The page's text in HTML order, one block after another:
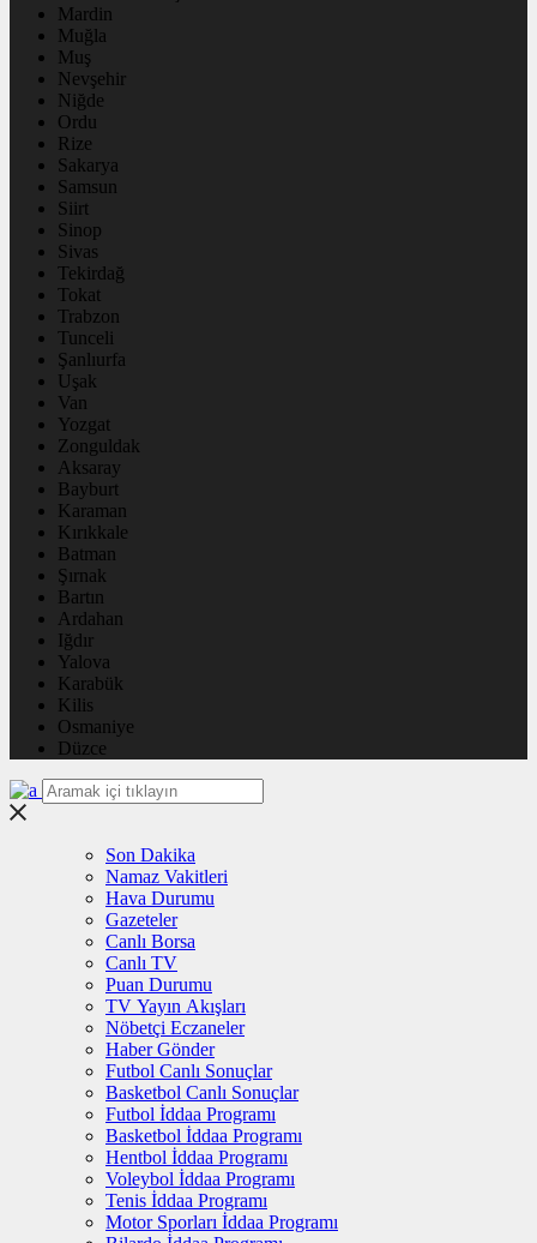
Mardin
Muğla
Muş
Nevşehir
Niğde
Ordu
Rize
Sakarya
Samsun
Siirt
Sinop
Sivas
Tekirdağ
Tokat
Trabzon
Tunceli
Şanlıurfa
Uşak
Van
Yozgat
Zonguldak
Aksaray
Bayburt
Karaman
Kırıkkale
Batman
Şırnak
Bartın
Ardahan
Iğdır
Yalova
Karabük
Kilis
Osmaniye
Düzce
Son Dakika
Namaz Vakitleri
Hava Durumu
Gazeteler
Canlı Borsa
Canlı TV
Puan Durumu
TV Yayın Akışları
Nöbetçi Eczaneler
Haber Gönder
Futbol Canlı Sonuçlar
Basketbol Canlı Sonuçlar
Futbol İddaa Programı
Basketbol İddaa Programı
Hentbol İddaa Programı
Voleybol İddaa Programı
Tenis İddaa Programı
Motor Sporları İddaa Programı